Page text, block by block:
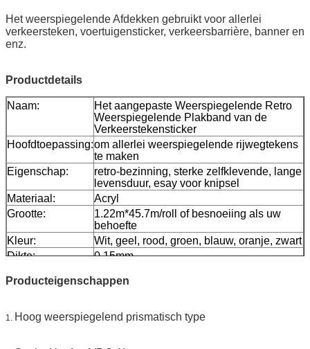
Het weerspiegelende Afdekken gebruikt voor allerlei
verkeersteken, voertuigensticker, verkeersbarrière, banner en
enz.
Productdetails
Naam:
Het aangepaste Weerspiegelende Retro
Weerspiegelende Plakband van de
Verkeerstekensticker
Hoofdtoepassing:om allerlei weerspiegelende rijwegtekens
te maken
Eigenschap:
retro-bezinning, sterke zelfklevende, lange
levensduur, esay voor knipsel
Materiaal:
Acryl
Grootte:
1.22m*45.7m/roll of besnoeiing als uw
behoefte
Kleur:
Wit, geel, rood, groen, blauw, oranje, zwart
Dikte:
0.15mm
Verpakking:
1 broodje wordt ingepakt in 1 karton
Levering
7 dagen, volgens ordehoeveelheid
Producteigenschappen
1. Hoog weerspiegelend prismatisch type